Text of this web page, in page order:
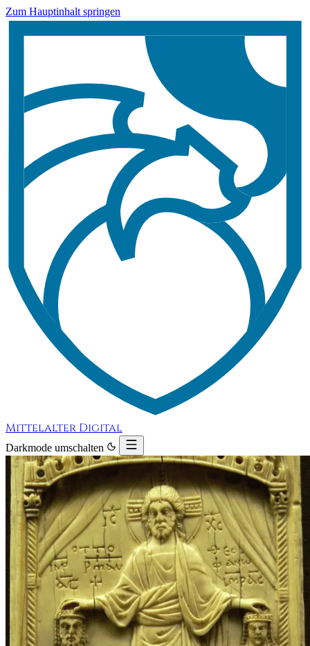
Zum Hauptinhalt springen
Mittelalter Digital
Darkmode umschalten